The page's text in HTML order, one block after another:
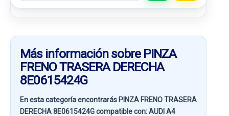
Más información sobre PINZA
FRENO TRASERA DERECHA
8E0615424G
En esta categoría encontrarás PINZA FRENO TRASERA
DERECHA 8E0615424G compatible con:AUDI A4